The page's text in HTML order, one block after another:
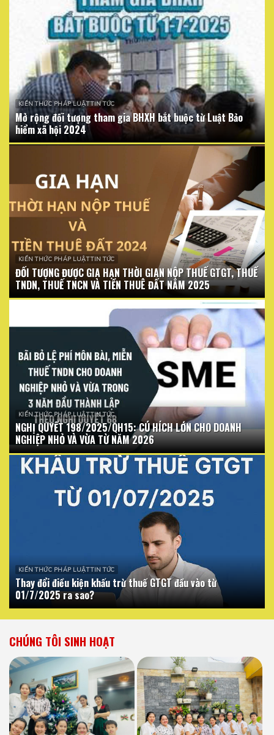
KIẾN THỨC PHÁP LUẬT TIN TỨC
Mở rộng đối tượng tham gia BHXH bắt buộc từ Luật Bảo
hiểm xã hội 2024
KIẾN THỨC PHÁP LUẬT TIN TỨC
ĐỐI TƯỢNG ĐƯỢC GIA HẠN THỜI GIAN NỘP THUẾ GTGT, THUẾ
TNDN, THUẾ TNCN VÀ TIỀN THUÊ ĐẤT NĂM 2025
KIẾN THỨC PHÁP LUẬT TIN TỨC
NGHỊ QUYẾT 198/2025/QH15: CÚ HÍCH LỚN CHO DOANH
NGHIỆP NHỎ VÀ VỪA TỪ NĂM 2026
KIẾN THỨC PHÁP LUẬT TIN TỨC
Thay đổi điều kiện khấu trừ thuế GTGT đầu vào từ
01/7/2025 ra sao?
CHÚNG TÔI SINH HOẠT